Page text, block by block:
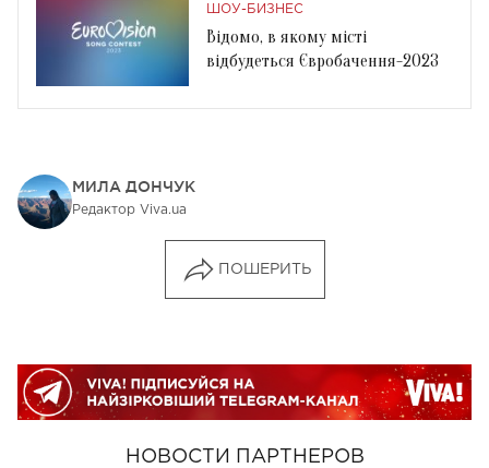
ШОУ-БИЗНЕС
Відомо, в якому місті
відбудеться Євробачення-2023
МИЛА ДОНЧУК
Редактор Viva.ua
ПОШЕРИТЬ
НОВОСТИ ПАРТНЕРОВ